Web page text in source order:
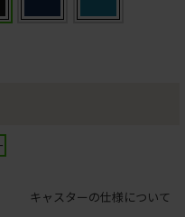
キャスターの仕様について